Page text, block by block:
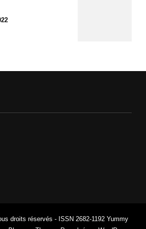
droits réservés - ISSN 2682-1192Yummy